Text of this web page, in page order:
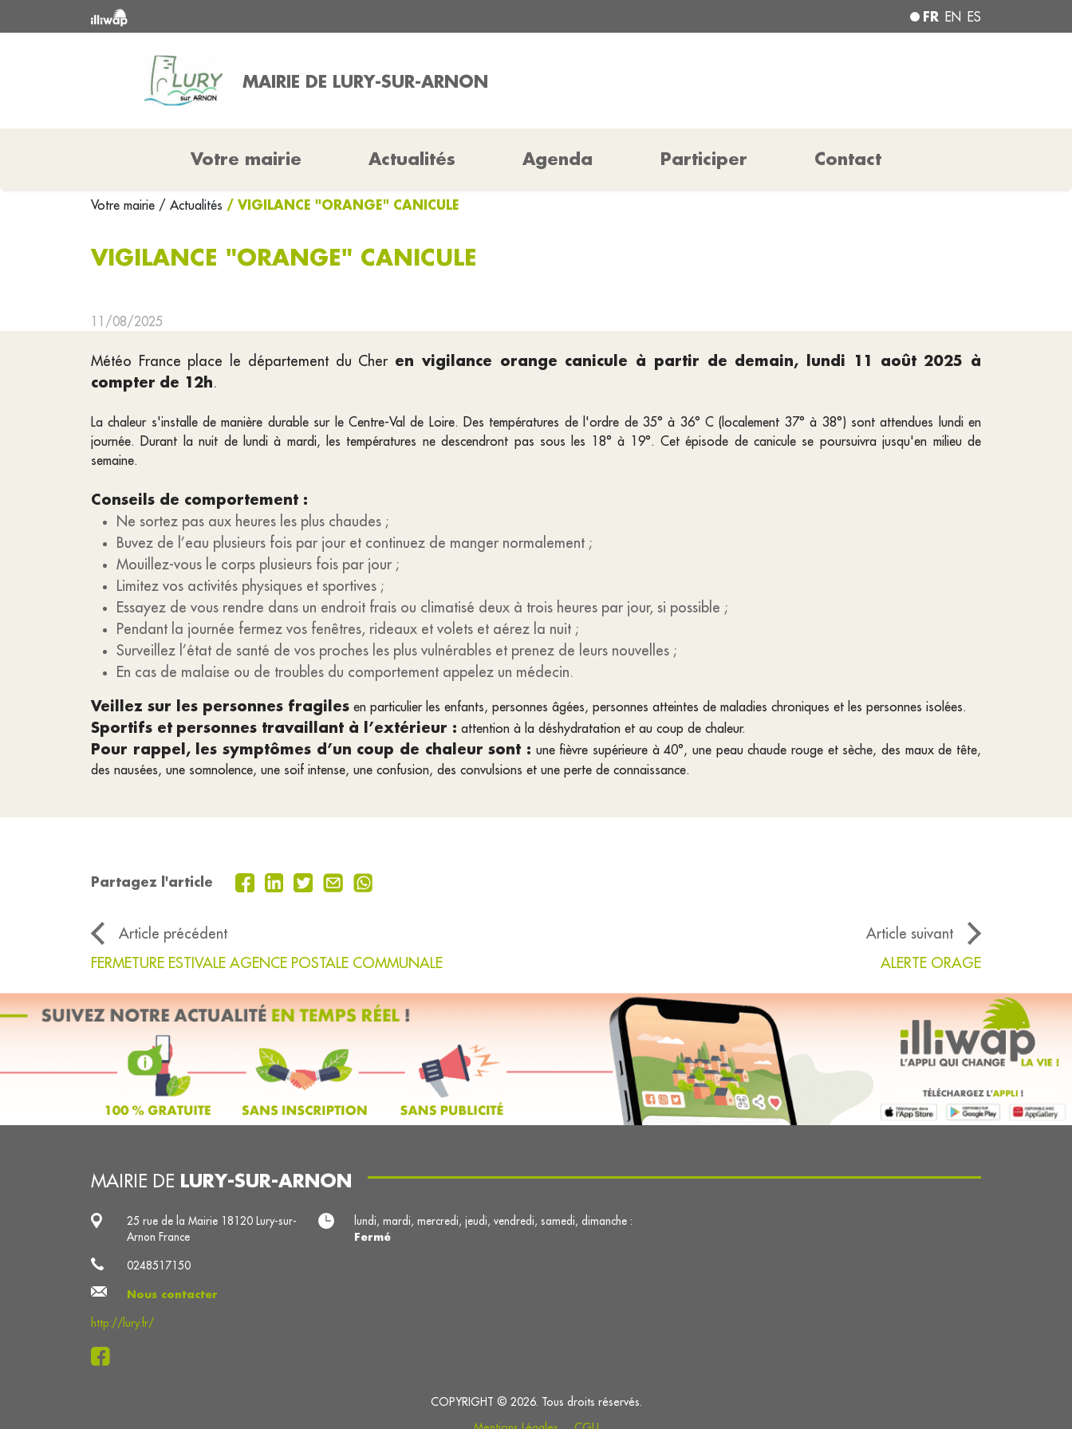
FR EN ES
MAIRIE DE LURY-SUR-ARNON
Votre mairie Actualités Agenda Participer Contact
Votre mairie / Actualités / VIGILANCE "ORANGE" CANICULE
VIGILANCE "ORANGE" CANICULE
11/08/2025
Météo France place le département du Cher en vigilance orange canicule à partir de demain, lundi 11 août 2025 à
compter de 12h.
La chaleur s'installe de manière durable sur le Centre-Val de Loire. Des températures de l'ordre de 35° à 36° C (localement 37° à 38°) sont attendues lundi en
journée. Durant la nuit de lundi à mardi, les températures ne descendront pas sous les 18° à 19°. Cet épisode de canicule se poursuivra jusqu'en milieu de
semaine.
Conseils de comportement :
Ne sortez pas aux heures les plus chaudes ;
Buvez de l’eau plusieurs fois par jour et continuez de manger normalement ;
Mouillez-vous le corps plusieurs fois par jour ;
Limitez vos activités physiques et sportives ;
Essayez de vous rendre dans un endroit frais ou climatisé deux à trois heures par jour, si possible ;
Pendant la journée fermez vos fenêtres, rideaux et volets et aérez la nuit ;
Surveillez l’état de santé de vos proches les plus vulnérables et prenez de leurs nouvelles ;
En cas de malaise ou de troubles du comportement appelez un médecin.
Veillez sur les personnes fragiles en particulier les enfants, personnes âgées, personnes atteintes de maladies chroniques et les personnes isolées.
Sportifs et personnes travaillant à l’extérieur : attention à la déshydratation et au coup de chaleur.
Pour rappel, les symptômes d’un coup de chaleur sont : une fièvre supérieure à 40°, une peau chaude rouge et sèche, des maux de tête,
des nausées, une somnolence, une soif intense, une confusion, des convulsions et une perte de connaissance.
Partagez l'article
Article précédent
Article suivant
FERMETURE ESTIVALE AGENCE POSTALE COMMUNALE
ALERTE ORAGE
MAIRIE DE LURY-SUR-ARNON
25 rue de la Mairie 18120 Lury-sur-
Arnon France
0248517150
Nous contacter
http://lury.fr/
lundi, mardi, mercredi, jeudi, vendredi, samedi, dimanche :
Fermé
COPYRIGHT © 2026. Tous droits réservés.